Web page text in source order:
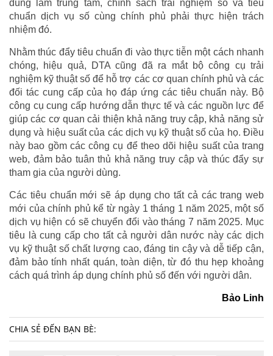
dùng làm trung tâm, chính sách trải nghiệm số và tiêu
chuẩn dịch vụ số cùng chính phủ phải thực hiện trách
nhiệm đó.
Nhằm thúc đẩy tiêu chuẩn đi vào thực tiễn một cách nhanh
chóng, hiệu quả, DTA cũng đã ra mắt bộ công cụ trải
nghiệm kỹ thuật số để hỗ trợ các cơ quan chính phủ và các
đối tác cung cấp của họ đáp ứng các tiêu chuẩn này. Bộ
công cụ cung cấp hướng dẫn thực tế và các nguồn lực để
giúp các cơ quan cải thiện khả năng truy cập, khả năng sử
dụng và hiệu suất của các dịch vụ kỹ thuật số của họ. Điều
này bao gồm các công cụ để theo dõi hiệu suất của trang
web, đảm bảo tuân thủ khả năng truy cập và thúc đẩy sự
tham gia của người dùng.
Các tiêu chuẩn mới sẽ áp dụng cho tất cả các trang web
mới của chính phủ kể từ ngày 1 tháng 1 năm 2025, một số
dịch vụ hiện có sẽ chuyển đổi vào tháng 7 năm 2025. Mục
tiêu là cung cấp cho tất cả người dân nước này các dịch
vụ kỹ thuật số chất lượng cao, đáng tin cậy và dễ tiếp cận,
đảm bảo tính nhất quán, toàn diện, từ đó thu hẹp khoảng
cách quá trình áp dụng chính phủ số đến với người dân.
Bảo Linh
CHIA SẺ ĐẾN BẠN BÈ: